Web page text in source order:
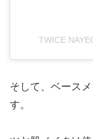
TWICE
そして、ベース
す。